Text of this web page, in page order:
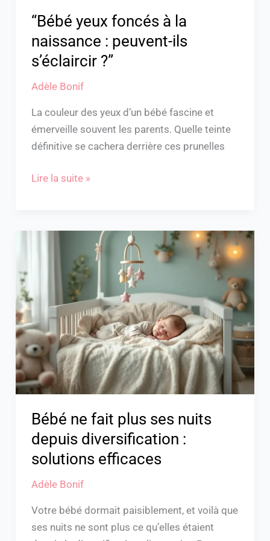
“Bébé yeux foncés à la
naissance : peuvent-ils
s’éclaircir ?”
Adèle Bonif
La couleur des yeux d’un bébé fascine et
émerveille souvent les parents. Quelle teinte
définitive se cachera derrière ces prunelles
Lire la suite »
Bébé ne fait plus ses nuits
depuis diversification :
solutions efficaces
Adèle Bonif
Votre bébé dormait paisiblement, et voilà que
ses nuits ne sont plus ce qu’elles étaient
nuits
depuis
diversification
:
solutions